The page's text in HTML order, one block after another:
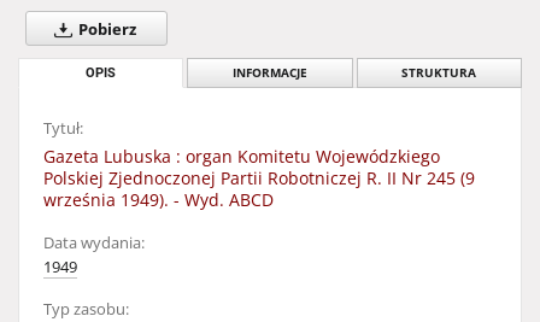
Pobierz
OPIS INFORMACJE STRUKTURA
Tytuł:
Gazeta Lubuska : organ Komitetu Wojewódzkiego
Polskiej Zjednoczonej Partii Robotniczej R. II Nr 245 (9
września 1949). - Wyd. ABCD
Data wydania:
1949
Typ zasobu: